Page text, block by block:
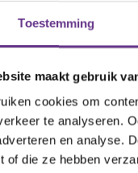
Toestemming
maakt gebruik
cookies om
te analyseren.
en analyse.
of die ze hebben
weten welke
zorg
die je met ons